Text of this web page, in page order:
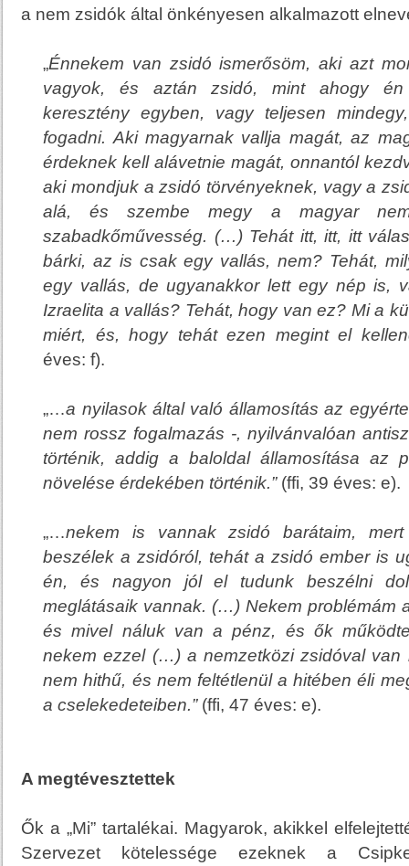
a nem zsidók által önkényesen alkalmazott
„Énnekem van zsidó ismerősöm, aki azt
vagyok, és aztán zsidó, mint ahogy
keresztény egyben, vagy teljesen
fogadni. Aki magyarnak vallja magát, az
érdeknek kell alávetnie magát, onnantól
aki mondjuk a zsidó törvényeknek, vagy a
alá, ésszembe megy a magyar
szabadkőművesség. (…) Tehát itt, itt, itt
bárki, az is csak egy vallás, nem? Tehát,
egy vallás, de ugyanakkor lett egy nép is,
Izraelita a vallás? Tehát,hogy van ez? Mi a
miért, és, hogy tehát ezen megint el
éves: f).
„…a nyilasok által való államosítás az
nem rossz fogalmazás -, nyilvánvalóan
történik, addig a baloldal államosítása az
növelése érdekében történik.”(ffi, 39 éves: e).
„…nekem is vannak zsidó barátaim,
beszélek a zsidóról, tehát a zsidó ember is
én, és nagyon jól el tudunk beszélni
meglátásaik vannak. (…) Nekem problémám
és mivel náluk van a pénz, és ők
nekem ezzel (…) a nemzetközi zsidóval
nem hithű, és nem feltétlenül a hitében éli
a cselekedeteiben.”(ffi, 47 éves: e).
A megtévesztettek
Ők a „Mi” tartalékai. Magyarok, akikkel
Szervezet kötelessége ezeknek a